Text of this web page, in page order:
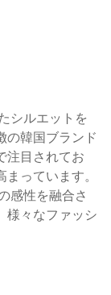
シルエットを
の韓国ブランド
注目されてお
っています。
感性を融合さ
様々なファッシ